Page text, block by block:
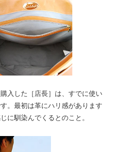
入した［店長］は、すでに使い
。最初は革にハリ感があります
に馴染んでくるとのこと。